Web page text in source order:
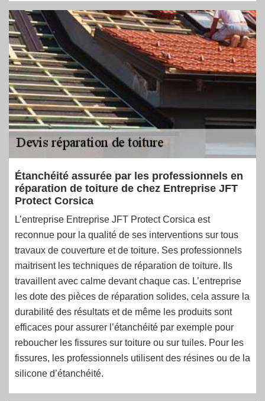
Étanchéité assurée par les professionnels en
réparation de toiture de chez Entreprise JFT
Protect Corsica
L’entreprise Entreprise JFT Protect Corsica est
reconnue pour la qualité de ses interventions sur tous
travaux de couverture et de toiture. Ses professionnels
maitrisent les techniques de réparation de toiture. Ils
travaillent avec calme devant chaque cas. L’entreprise
les dote des pièces de réparation solides, cela assure la
durabilité des résultats et de même les produits sont
efficaces pour assurer l’étanchéité par exemple pour
reboucher les fissures sur toiture ou sur tuiles. Pour les
fissures, les professionnels utilisent des résines ou de la
silicone d’étanchéité.